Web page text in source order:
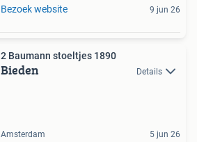
Bezoek website 9 jun 26
2 Baumann stoeltjes 1890
Bieden Details
Amsterdam 5 jun 26